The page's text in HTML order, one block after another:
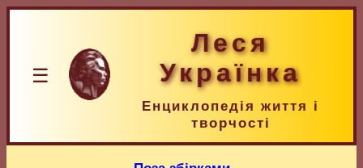
☰
Леся
Українка
Енциклопедія життя і
творчості